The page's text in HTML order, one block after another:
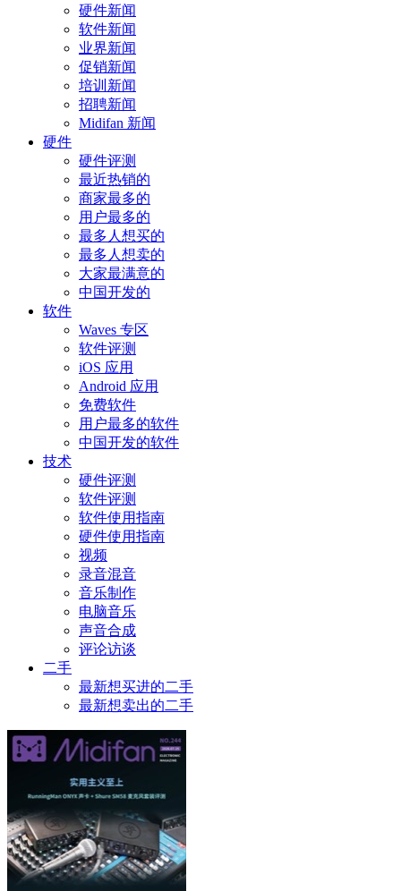
硬件新闻
软件新闻
业界新闻
促销新闻
培训新闻
招聘新闻
Midifan 新闻
硬件
硬件评测
最近热销的
商家最多的
用户最多的
最多人想买的
最多人想卖的
大家最满意的
中国开发的
软件
Waves 专区
软件评测
iOS 应用
Android 应用
免费软件
用户最多的软件
中国开发的软件
技术
硬件评测
软件评测
软件使用指南
硬件使用指南
视频
录音混音
音乐制作
电脑音乐
声音合成
评论访谈
二手
最新想买进的二手
最新想卖出的二手